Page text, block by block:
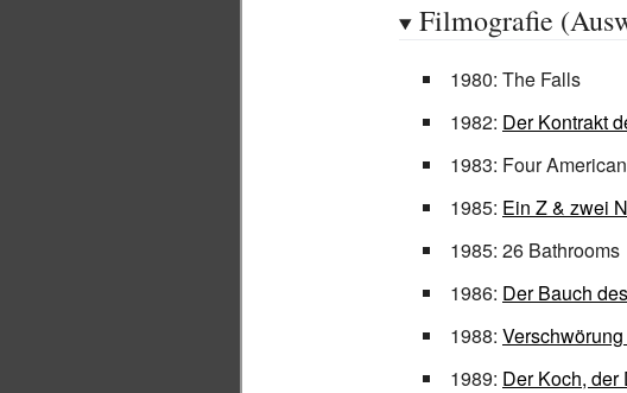
Filmografie
1980: The Falls
1982: Der Kontrakt
1983: Four
1985: Ein Z & zwei
1985: 26 Bathrooms
1986: Der Bauch
1988:
1989: Der Koch,